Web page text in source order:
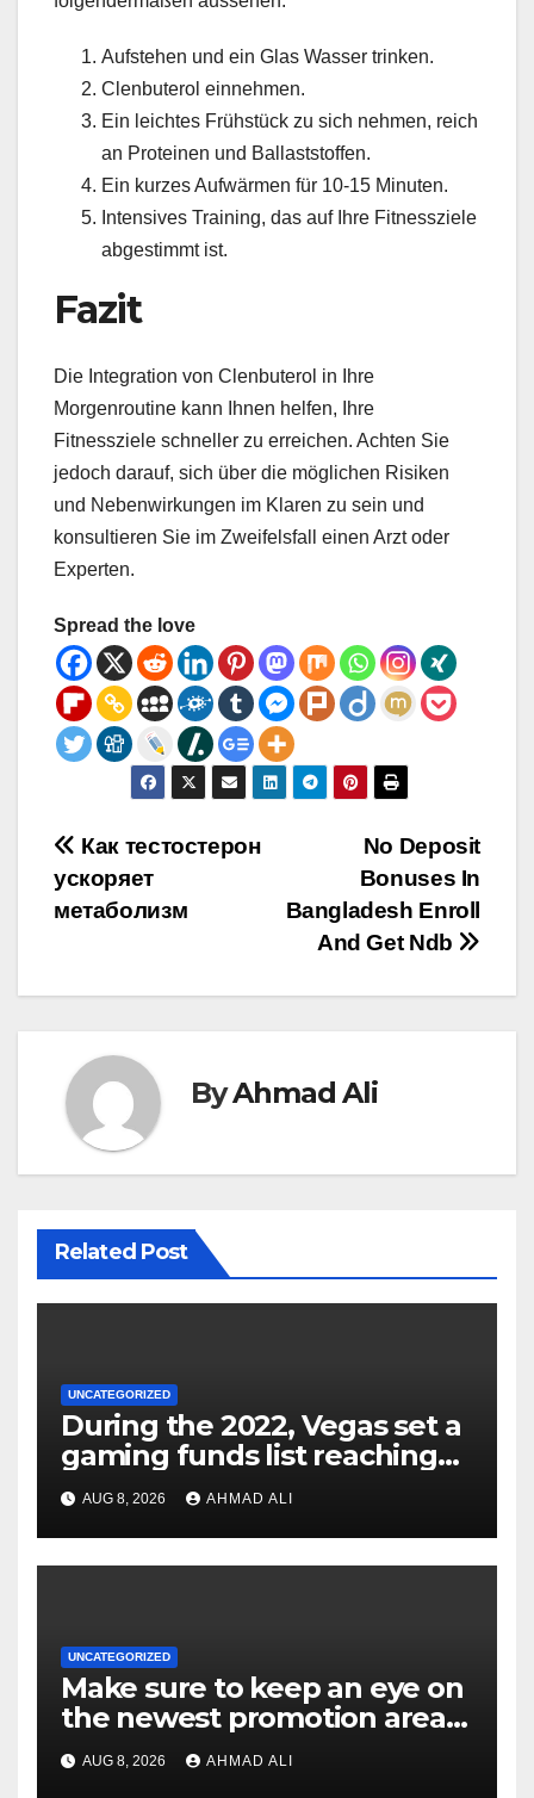
Aufstehen und ein Glas Wasser trinken.
Clenbuterol einnehmen.
Ein leichtes Frühstück zu sich nehmen, reich
an Proteinen und Ballaststoffen.
Ein kurzes Aufwärmen für 10-15 Minuten.
Intensives Training, das auf Ihre Fitnessziele
abgestimmt ist.
Fazit
Die Integration von Clenbuterol in Ihre
Morgenroutine kann Ihnen helfen, Ihre
Fitnessziele schneller zu erreichen. Achten Sie
jedoch darauf, sich über die möglichen Risiken
und Nebenwirkungen im Klaren zu sein und
konsultieren Sie im Zweifelsfall einen Arzt oder
Experten.
Spread the love
Post
navigation
No Deposit
Bonuses In
Bangladesh Enroll
And Get Ndb
Как тестостерон
ускоряет
метаболизм
ByAhmad Ali
Related Post
UNCATEGORIZED
During the 2022, Vegas set a
gaming funds list reaching
$14AUG 8, 2026 AHMAD ALI
UNCATEGORIZED
Make sure to keep an eye on
the newest promotion area
once logging in to maximise
your winnings
AUG 8, 2026 AHMAD ALI